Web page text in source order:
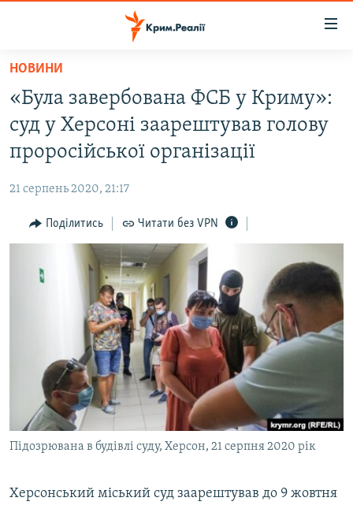
Перейти
основного
матеріалу
Перейти
до
основної
навігації
Перейти
до
ВОДА.КРИМ
ВІДЕО ТА ФОТО
БЛОГИ
ПОГЛЯД
ВСЕ ЗА ДЕНЬ
СПЕЦПРОЕКТИ
ВІДЕОУРОКИ «ELIFBE»
СВІДЧЕННЯ ОКУПАЦІЇ
УКРАЇНСЬКА ПРОБЛЕМА КРИМУ
ІНФОГРАФІКА
ЯК ОБІЙТИ БЛОКУВАННЯ
Русский
Qırımtatar
ДОЛУЧАЙСЯ!
НОВИНИ
«Була завербована ФСБ у Криму»:
суд у Херсоні заарештував голову
проросійської організації
21 серпень 2020, 21:17
Поділитись Читати без VPN
Підозрювана в будівлі суду, Херсон, 21 серпня 2020 рік
Херсонський міський суд заарештував до 9 жовтня